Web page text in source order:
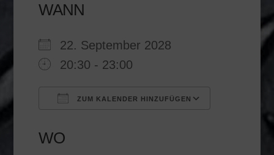
WANN
22. September 2028
20:30 - 23:00
ZUM KALENDER HINZUFÜGEN
WO